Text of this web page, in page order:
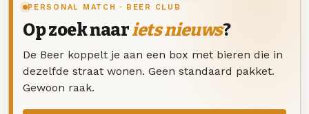
PERSONAL MATCH · BEER CLUB
Op zoek naariets nieuws?
De Beer koppelt je aan een box met bieren die in
dezelfde straat wonen. Geen standaard pakket.
Gewoon raak.